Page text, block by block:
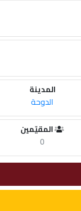
المدينة
الدوحة
المقيّمين
0